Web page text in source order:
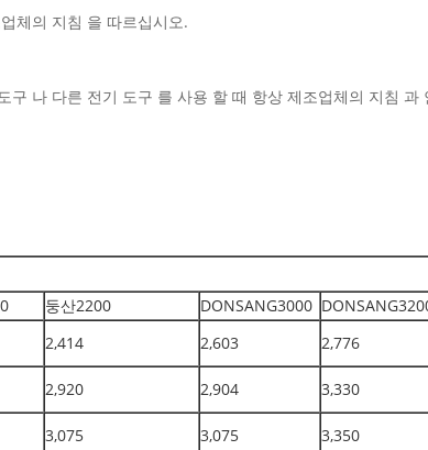
체의 지침 을 따르십시오.
나 다른 전기 도구 를 사용 할 때 항상 제조업체의 지침 과
둥산2200 DONSANG3000
2,414 2,603 2,776
2,920 2,904 3,330
3,075 3,075 3,350